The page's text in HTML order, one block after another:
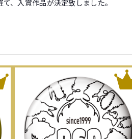
、入賞作品が決定致しました。